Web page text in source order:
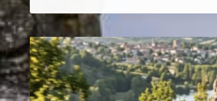
POUR
UNE
FÊTE
HORSDU
COMMUN